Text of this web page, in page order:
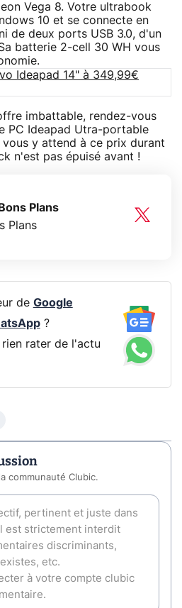
Vega 8. Votre ultrabook
10 et se connecte en
de deux ports USB 3.0, d'un
batterie 2-cell 30 WH vous
Ideapad 14" à 349,99€
imbattable, rendez-vous
PC Ideapad Utra-portable
vous y attend à ce prix durant
n'est pas épuisé avant !
Plans
Plans
de Google
?
rater de l'actu
communauté Clubic.